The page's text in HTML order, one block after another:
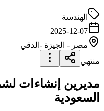
الهندسة
2025-12-07
مصر - الجيزة -الدقي
منتهي
مديرين إنشاءات
السعودية